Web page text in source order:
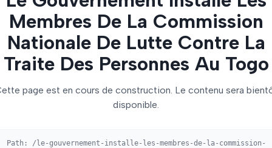
Membres De La Commission
Nationale De Lutte Contre La
Traite Des Personnes Au Togo
page est en cours de construction. Le contenu sera
disponible.
Path:
/le-gouvernement-installe-les-membres-de-la-commission-